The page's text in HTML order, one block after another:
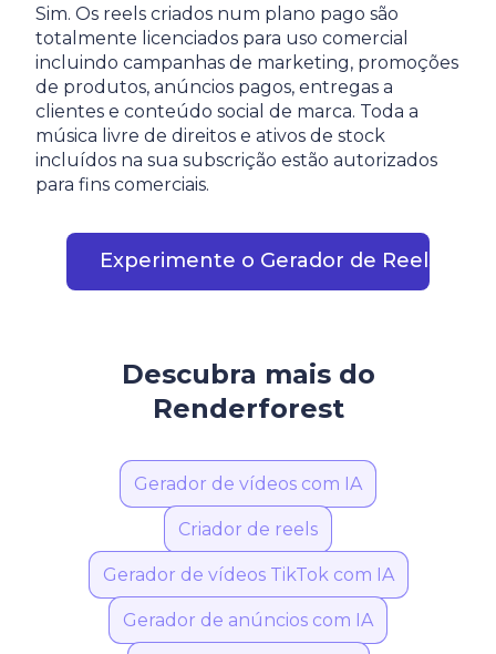
Sim. Os reels criados num plano pago são
totalmente licenciados para uso comercial
incluindo campanhas de marketing, promoções
de produtos, anúncios pagos, entregas a
clientes e conteúdo social de marca. Toda a
música livre de direitos e ativos de stock
incluídos na sua subscrição estão autorizados
para fins comerciais.
Experimente o Gerador de Reels com
Descubra mais do
Renderforest
Gerador de vídeos com IA
Criador de reels
Gerador de vídeos TikTok com IA
Gerador de anúncios com IA